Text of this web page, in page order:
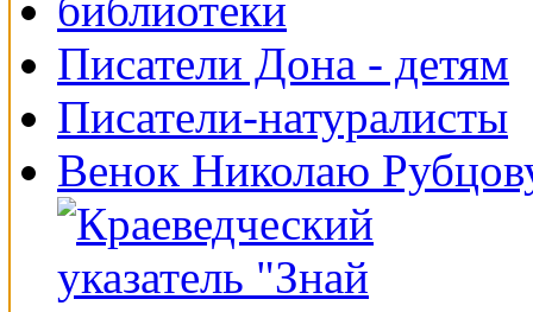
Писатели Дона - детям
Писатели-натуралисты
Венок Николаю